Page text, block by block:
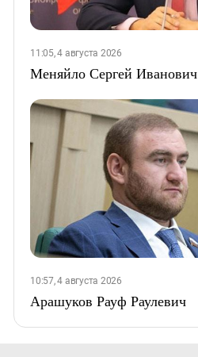
11:05, 4 августа 2026
Меняйло Сергей Иванович
10:57, 4 августа 2026
Арашуков Рауф Раулевич